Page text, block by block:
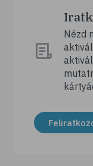
Nézd